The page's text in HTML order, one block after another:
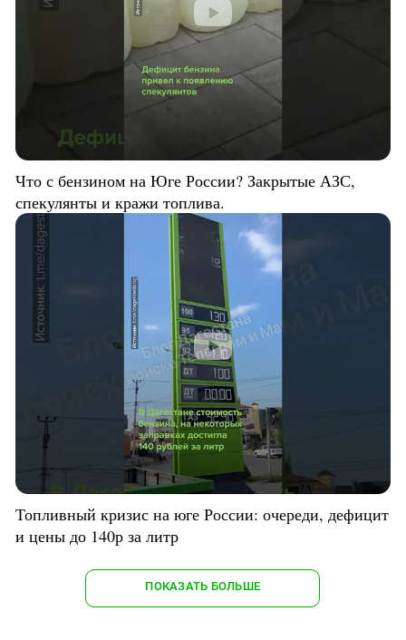
Что с бензином на Юге России? Закрытые АЗС,
спекулянты и кражи топлива.
Топливный кризис на юге России: очереди, дефицит
и цены до 140р за литр
ПОКАЗАТЬ БОЛЬШЕ